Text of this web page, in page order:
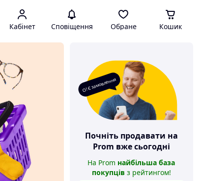
Кабінет Сповіщення Обране Кошик
О! Є замовлення
Почніть продавати на
Prom вже сьогодні
На Prom найбільша база
покупців з рейтингом!